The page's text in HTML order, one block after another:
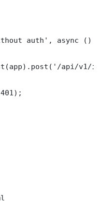
auth', async ()
api/v1/